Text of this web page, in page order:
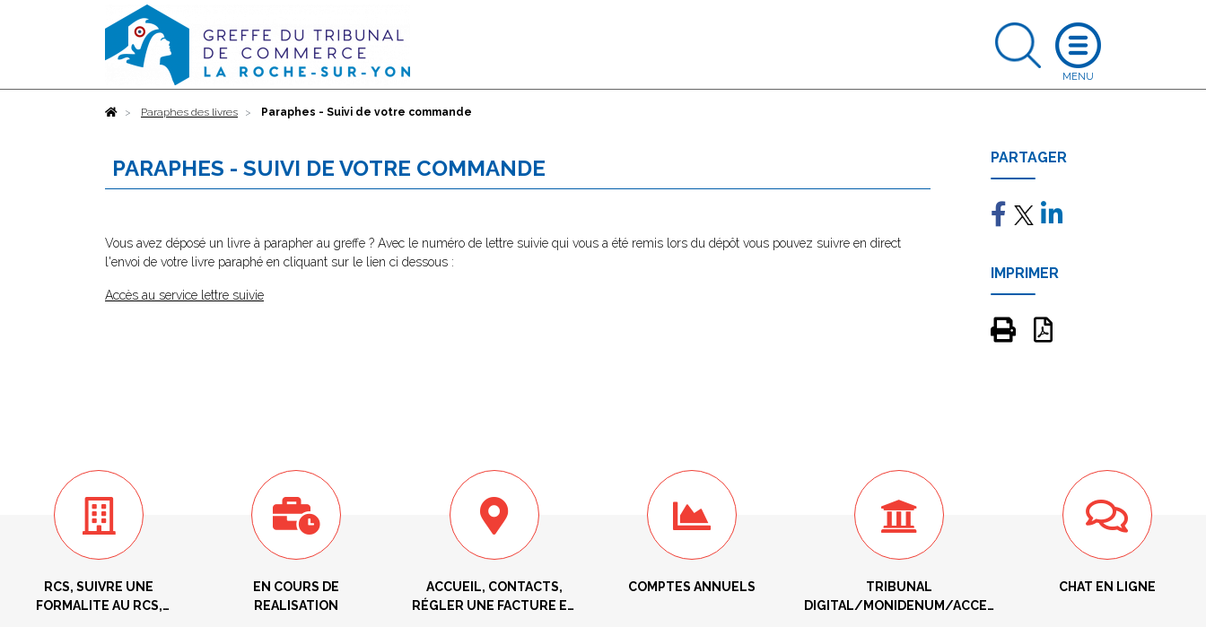
AccueilParaphes des livres Paraphes - Suivi de votre commande
PARAPHES - SUIVI DE VOTRE COMMANDE
Vous avez déposé un livre à parapher au greffe ? Avec le numéro de lettre suivie qui vous a été remis lors du dépôt vous pouvez suivre en direct
l'envoi de votre livre paraphé en cliquant sur le lien ci dessous :
Accès au service lettre suivie
PARTAGER
IMPRIMER
RCS, SUIVRE UNE
FORMALITE AU RCS,
EN COURS DE
REALISATION
ACCUEIL, CONTACTS,
RÉGLER UNE FACTURE ET
COMPTES ANNUELS
TRIBUNAL
DIGITAL/MONIDENUM/ACCES
CHAT EN LIGNE